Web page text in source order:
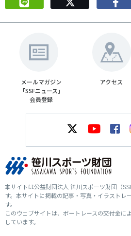
メールマガジン
「SSFニュース」
会員登録
アクセス
本サイトは公益財団法人 笹川スポーツ財団（
す。本サイトに掲載の記事・写真・イラストレ
す。
このウェブサイトは、ボートレースの交付金に
しています。